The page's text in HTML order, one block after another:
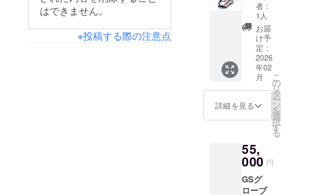
柱があり、大井さん武
さんと話をした結果、
はできません。
※投稿する際の注意点
（オプ
ション
代別）
＋ス
テッ
カー2枚
（50m
m×50m
m）＋
VIP券
（練習
10%OF
F券） ※
納期変
動あり
※有効期
者：
1人
お届
け予
定：
2026
年02
月
詳細を見る
こ
の
リ
タ
ー
ン
を
選
択
す
る
55,
000 円
GSグ
ローブ